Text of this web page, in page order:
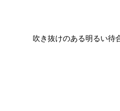
吹き抜けのある明るい待